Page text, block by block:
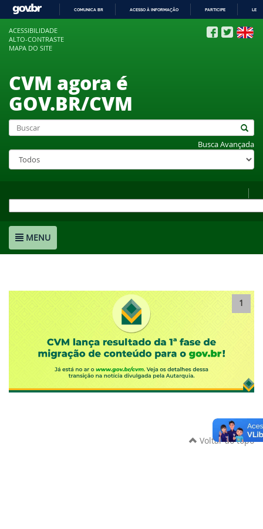
COMUNICA BR ACESSO À INFORMAÇÃO PARTICIPE
ACESSIBILIDADE
ALTO-CONTRASTE
MAPA DO SITE
CVM agora é
GOV.BR/CVM
Busca Avançada
MENU
1
Voltar ao topo